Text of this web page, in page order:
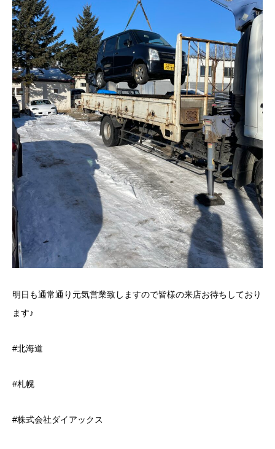
明日も通常通り元気営業致しますので皆様の来店お待ちしており
ます♪
#北海道
#札幌
#株式会社ダイアックス